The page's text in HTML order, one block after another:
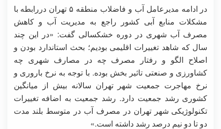
در ادامه مدیرعامل آب و فاضلاب منطقه ۵ تهران دررابطه با
مشکلات منابع آبی کشور راجع به مدیریت آب و کاهش
مصرف آب شهری در دوره خشکسالی گفت: «در این چند
سال که شاهد تغییرات اقلیمی بودیم؛ بحث استاندارد بودن و
اصلاح الگو و رفتار مصرف چه در مصارف شهری چه
کشاورزی و صنعتی تاثیر بخش بوده. با توجه به نرخ باروری و
نرخ مهاجرت جمعیت شهر تهران سالانه بیش از میانگین
کشوری رشد جمعیت دارد. رشد جمعیت به اضافه تغییرات
تکنولوژیکی شهر تهران در مصرف آب در متوسط بلند مدت
دو تا دو نیم درصد رشد داشته است.»